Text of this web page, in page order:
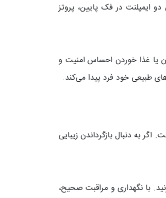
ایمپلنت در فک پایین، پروتز
یا غذا خوردن احساس امنیت و
طبیعی خود فرد پیدا می‌کند.
به دنبال بازگرداندن زیبایی
با نگهداری و مراقبت صحیح،